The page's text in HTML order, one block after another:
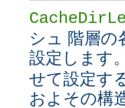
シュ 階層の
設定します。
せて設定す
およその構